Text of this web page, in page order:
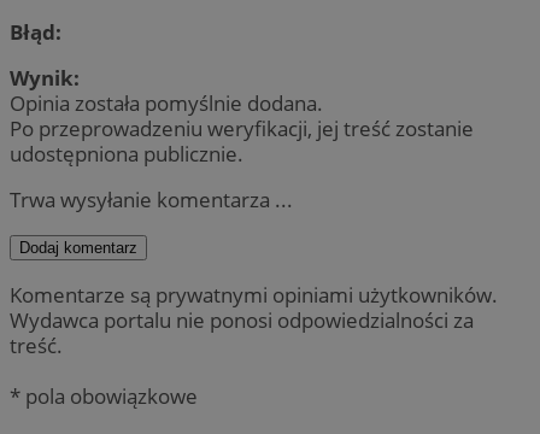
Błąd:
Wynik:
Opinia została pomyślnie dodana.
Po przeprowadzeniu weryfikacji, jej treść zostanie
udostępniona publicznie.
Trwa wysyłanie komentarza ...
Dodaj komentarz
Komentarze są prywatnymi opiniami użytkowników.
Wydawca portalu nie ponosi odpowiedzialności za
treść.
* pola obowiązkowe